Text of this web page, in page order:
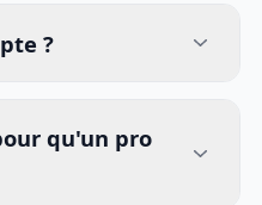
?
qu'un pro